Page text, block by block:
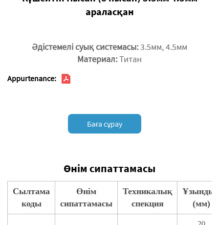
араласқан
Әдістемелі суық системасы:3.5мм, 4.5мм
Материал:Титан
Appurtenance:
Баға сұрау
Өнім сипаттамасы
Сылтама
коды
Өнім
сипаттамасы
Техникалық
спекция
(мм)